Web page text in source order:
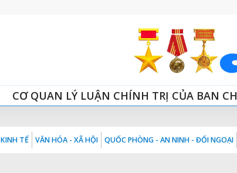
CƠ QUAN LÝ LUẬN CHÍNH TRỊ CỦA BAN
KINH TẾ VĂN HÓA - XÃ HỘI QUỐC PHÒNG - AN NINH - ĐỐI NGOẠI